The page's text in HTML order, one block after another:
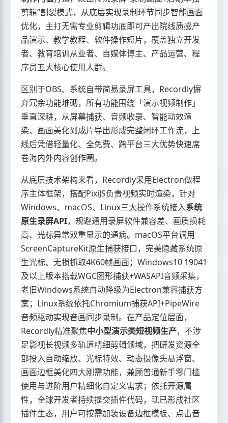
剪辑”割裂模式，从底层实现录制环节同步智能画面
优化，主打无需专业剪辑功底即可产出院线质感产
品演示、教学教程、软件操作短片，覆盖独立开发
者、教育培训从业者、自媒体博主、产品运营、程
序员五大核心使用人群。
区别于OBS、系统自带简易录屏工具，Recordly摒
弃冗余功能堆砌，所有功能围绕「演示视频制作」
垂直深耕，从屏幕捕获、音频收录、智能动效渲
染、画面美化到成片导出形成完整闭环工作流，上
线后凭借轻量化、全免费、跨平台三大优势快速席
卷海内外内容创作圈。
从底层技术架构来看，Recordly采用Electron做程
序主体框架，搭配PixiJS负责视频实时渲染，针对
Windows、macOS、Linux三大操作系统接入系统
原生录屏API，规避通用录屏软件兼容差、画质损耗
高、光标异常双重显示的通病。macOS平台调用
ScreenCaptureKit原生捕获接口，完美隐藏系统原
生光标、无损抓取4K60帧画面；Windows10 19041
及以上版本搭载WGC图形捕获+WASAPI音频采集，
老旧Windows系统自动降级为Electron兼容捕获方
案；Linux系统依托Chromium捕获API+PipeWire
音频驱动实现音画同步录制。在产品定位层面，
Recordly精准聚焦中小型演示类短视频生产，不涉
足影视长视频多轨道精细剪辑领域，把研发资源全
部投入自动缩放、光标特效、动态摄像头悬浮窗、
画面边框美化四大刚需功能，兼顾普通新手零门槛
使用与进阶用户精细化自定义需求；依托开源属
性，全球开发者持续提交插件代码，现已形成社区
插件生态，用户可按需加装设备边框模板、点击音